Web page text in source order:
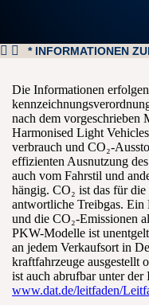
* INFORMATIONEN
Die Informationen
nach dem vor­geschrieben
Harmonised Light
verbrauch und CO₂-
effizienten Aus­nutzung
auch vom Fahr­stil und
hängig. CO₂ ist das für
antwortliche Treib­gas.
und die CO₂-Emissionen
PKW-Modelle ist
an jedem Verkaufs­ort in
kraftfahrzeuge aus­gestellt
ist auch ab­rufbar unter der
www.dat.de/leitfaden/